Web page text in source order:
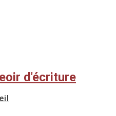
d'écriture